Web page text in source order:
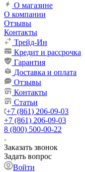
О магазине
О компании
Отзывы
Контакты
Трейд-Ин
Кредит и рассрочка
Гарантия
Доставка и оплата
Отзывы
Контакты
Статьи
+7 (861) 206-09-03
+7 (861) 206-09-03
8 (800) 500-00-22
Заказать звонок
Задать вопрос
Войти